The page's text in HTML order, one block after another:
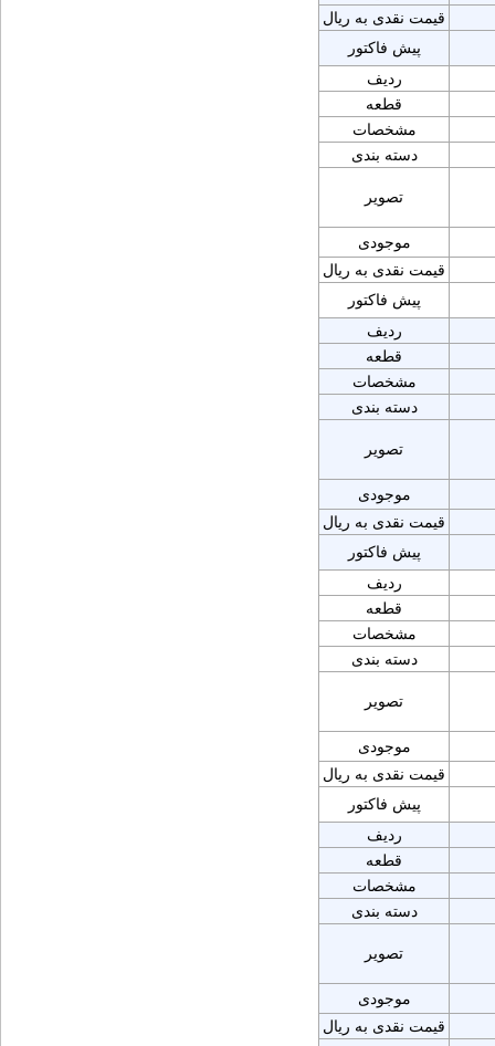
قیمت نقدی به ریال
پیش فاکتور
ردیف
قطعه
مشخصات
دسته بندی
تصویر
موجودی
قیمت نقدی به ریال
پیش فاکتور
ردیف
قطعه
مشخصات
دسته بندی
تصویر
موجودی
قیمت نقدی به ریال
پیش فاکتور
ردیف
قطعه
مشخصات
دسته بندی
تصویر
موجودی
قیمت نقدی به ریال
پیش فاکتور
ردیف
قطعه
مشخصات
دسته بندی
تصویر
موجودی
قیمت نقدی به ریال